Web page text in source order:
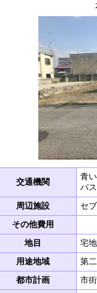
交通機関
青
バ
周辺施設
セ
その他費用
地目
宅地
用途地域
第
都市計画
市